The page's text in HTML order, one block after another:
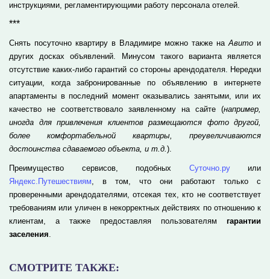
СМОТРИТЕ ТАКЖЕ:
инструкциями, регламентирующими работу персонала отелей.
***
Снять посуточно квартиру в Владимире можно также наАвито и
других досках объявлений. Минусом такого варианта является
отсутствие каких-либо гарантий со стороны арендодателя. Нередки
ситуации, когда забронированные по объявлению в интернете
апартаменты в последний момент оказывались занятыми, или их
качество не соответствовало заявленному на сайте (например,
иногда для привлечения клиентов размещаются фото другой,
более комфортабельной квартиры, преувеличиваются
достоинства сдаваемого объекта, и т.д.).
Преимущество сервисов, подобных Суточно.руили
Яндекс.Путешествиям, в том, что они работают только с
проверенными арендодателями, отсекая тех, кто не соответствует
требованиям или уличен в некорректных действиях по отношению к
клиентам, а также предоставляя пользователям гарантии
заселения.